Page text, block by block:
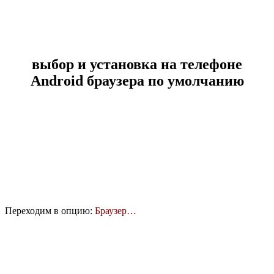
выбор и установка на телефоне
Android браузера по умолчанию
Переходим в опцию: Браузер…